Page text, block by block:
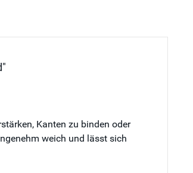
Kanten zu binden oder
weich und lässt sich